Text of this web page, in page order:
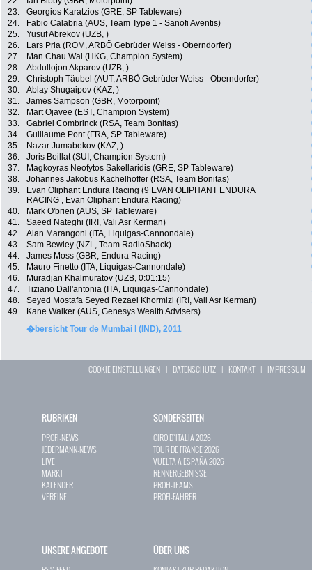
23.
Georgios Karatzios (GRE, SP Tableware)
24.
Fabio Calabria (AUS, Team Type 1 - Sanofi Aventis)
25.
Yusuf Abrekov (UZB, )
26.
Lars Pria (ROM, ARBÖ Gebrüder Weiss - Oberndorfer)
27.
Man Chau Wai (HKG, Champion System)
28.
Abdullojon Akparov (UZB, )
29.
Christoph Täubel (AUT, ARBÖ Gebrüder Weiss - Oberndorfer)
30.
Ablay Shugaipov (KAZ, )
31.
James Sampson (GBR, Motorpoint)
32.
Mart Ojavee (EST, Champion System)
33.
Gabriel Combrinck (RSA, Team Bonitas)
34.
Guillaume Pont (FRA, SP Tableware)
35.
Nazar Jumabekov (KAZ, )
36.
Joris Boillat (SUI, Champion System)
37.
Magkoyras Neofytos Sakellaridis (GRE, SP Tableware)
38.
Johannes Jakobus Kachelhoffer (RSA, Team Bonitas)
39.
Evan Oliphant Endura Racing (9 EVAN OLIPHANT ENDURA
RACING , Evan Oliphant Endura Racing)
40. Mark O'brien (AUS, SP Tableware)
41.
Saeed Nateghi (IRI, Vali Asr Kerman)
42.
Alan Marangoni (ITA, Liquigas-Cannondale)
43.
Sam Bewley (NZL, Team RadioShack)
44.
James Moss (GBR, Endura Racing)
45.
Mauro Finetto (ITA, Liquigas-Cannondale)
46.
Muradjan Khalmuratov (UZB, 0:01:15)
47.
Tiziano Dall'antonia (ITA, Liquigas-Cannondale)
48.
Seyed Mostafa Seyed Rezaei Khormizi (IRI, Vali Asr Kerman)
49.
Kane Walker (AUS, Genesys Wealth Advisers)
�bersicht Tour de Mumbai I (IND), 2011
COOKIE EINSTELLUNGEN | DATENSCHUTZ | KONTAKT| IMPRESSUM
RUBRIKEN
PROFI-NEWS
JEDERMANN-NEWS
LIVE
MARKT
KALENDER
VEREINE
SONDERSEITEN
GIRO D`ITALIA 2026
TOUR DE FRANCE 2026
VUELTA A ESPAÑA 2026
RENNERGEBNISSE
PROFI-TEAMS
PROFI-FAHRER
UNSERE ANGEBOTE ÜBER UNS